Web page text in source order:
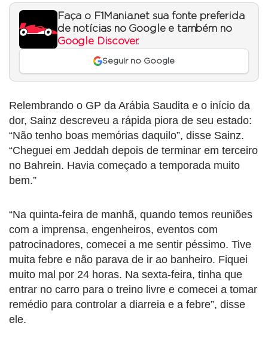
Faça o F1Mania.net sua fonte preferida
de notícias no Google e também no
Google Discover.
Seguir no Google
Relembrando o GP da Arábia Saudita e o início da
dor, Sainz descreveu a rápida piora de seu estado:
“Não tenho boas memórias daquilo”, disse Sainz.
“Cheguei em Jeddah depois de terminar em terceiro
no Bahrein. Havia começado a temporada muito
bem.”
“Na quinta-feira de manhã, quando temos reuniões
com a imprensa, engenheiros, eventos com
patrocinadores, comecei a me sentir péssimo. Tive
muita febre e não parava de ir ao banheiro. Fiquei
muito mal por 24 horas. Na sexta-feira, tinha que
entrar no carro para o treino livre e comecei a tomar
remédio para controlar a diarreia e a febre”, disse
ele.